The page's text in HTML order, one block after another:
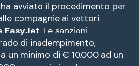
ha avviato il procedimento per
compagnie ai vettori
EasyJet. Le sanzioni
di inadempimento,
un minimo di € 10.000 ad un